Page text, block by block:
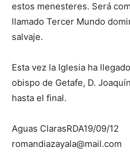
estos menesteres. Será
llamado Tercer Mundo
salvaje.
Esta vez la Iglesia ha
obispo de Getafe, D.
hasta el final.
Aguas ClarasRDA19/09/12
romandiazayala@mail.com